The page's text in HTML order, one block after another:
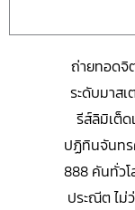
ถ่ายทอด
ระดับมาส
รีส์ลิมิเต็
ปฏิทินจันทร
888 คันทั่ว
ประณีต ไม่